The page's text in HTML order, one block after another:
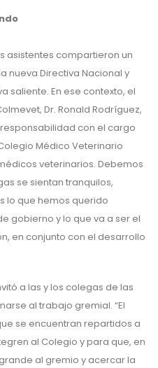
asistentes compartieron un
nueva Directiva Nacional y
saliente. En ese contexto, el
Dr. Ronald Rodríguez,
con el cargo
Médico Veterinario
veterinarios. Debemos
se sientan tranquilos,
lo que hemos querido
gobierno y lo que va a ser el
en conjunto con el desarrollo
a las y los colegas de las
al trabajo gremial. “El
se encuentran repartidos a
al Colegio y para que, en
al gremio y acercar la